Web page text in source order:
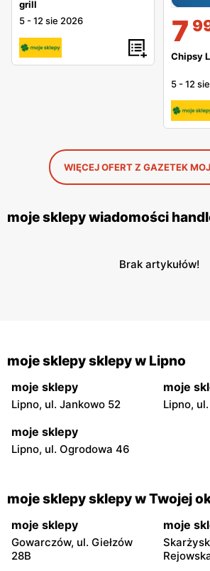
grill
5 -12 sie 2026 7
Chipsy
5 -12
WIĘCEJ OFERT Z GAZETEK
moje sklepy wiadomości
Brak artykułów!
moje sklepy sklepy w Lipno
moje sklepy
Lipno, ul. Jankowo 52
moje
Lipno,
moje sklepy
Lipno, ul. Ogrodowa 46
moje sklepy sklepy w Twojej
moje sklepy
Gowarczów, ul. Giełzów
28B
moje